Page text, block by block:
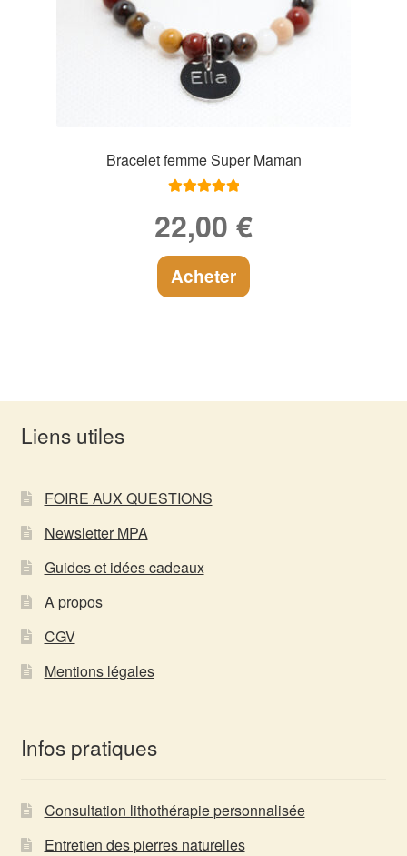
Bracelet femme Super Maman
5
22,00 €
Acheter
Liens utiles
FOIRE AUX QUESTIONS
Newsletter MPA
Guides et idées cadeaux
A propos
CGV
Mentions légales
Infos pratiques
Consultation lithothérapie personnalisée
Entretien des pierres naturelles